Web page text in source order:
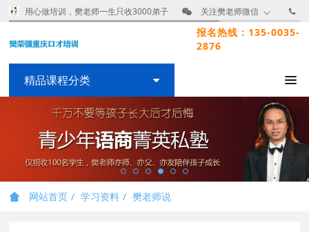
用心做培训，樊老师一生只收3000弟子 关注樊老师微信
报名热线：135-0035-
2876
精品课程分类
网站首页 学习资料 樊老师说